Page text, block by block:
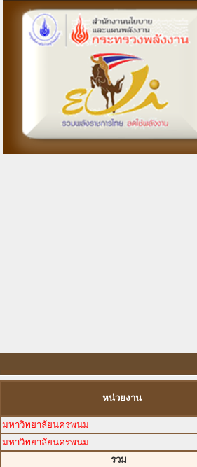
หน่วยงาน
มหาวิทยาลัยนครพนม
มหาวิทยาลัยนครพนม
รวม